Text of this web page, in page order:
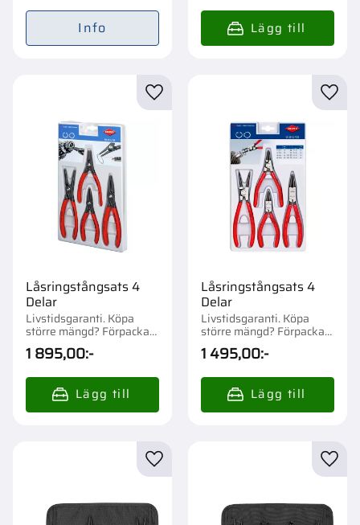
Info
Låsringstångsats 4
Delar
Livstidsgaranti. Köpa
större mängd? Förpackad
om 1 st.
1 895,00:-
Lägg till i favoriter
Låsringstångsats 4
Delar
Livstidsgaranti. Köpa
större mängd? Förpackad
om 1 st.
1 495,00:-
Lägg till i favoriter